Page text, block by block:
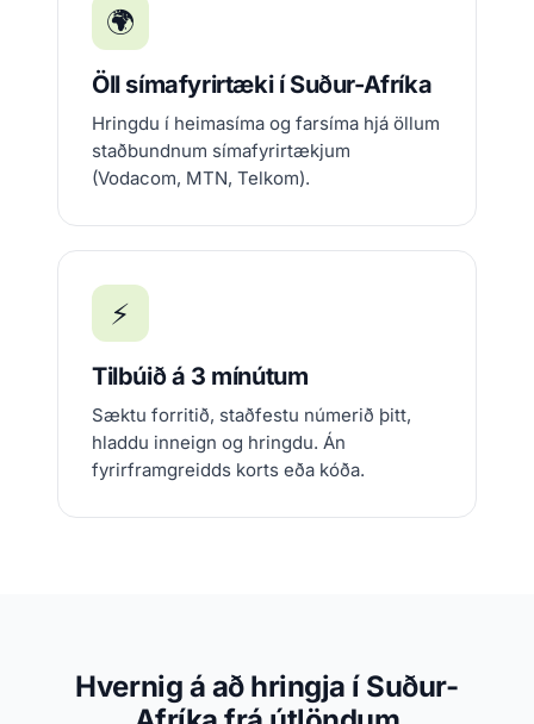
🌍
Öll símafyrirtæki í Suður-Afríka
Hringdu í heimasíma og farsíma hjá öllum
staðbundnum símafyrirtækjum
(Vodacom, MTN, Telkom).
⚡
Tilbúið á 3 mínútum
Sæktu forritið, staðfestu númerið þitt,
hladdu inneign og hringdu. Án
fyrirframgreidds korts eða kóða.
Hvernig á að hringja í Suður-